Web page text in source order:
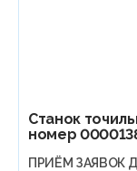
Станок
номер
ПРИЁМ ЗАЯВОК